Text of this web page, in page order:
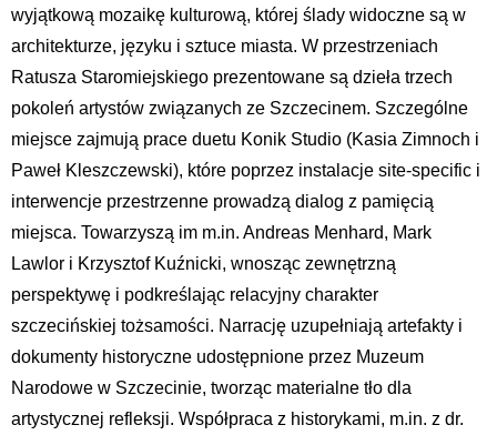
wyjątkową mozaikę kulturową, której ślady widoczne są w
architekturze, języku i sztuce miasta. W przestrzeniach
Ratusza Staromiejskiego prezentowane są dzieła trzech
pokoleń artystów związanych ze Szczecinem. Szczególne
miejsce zajmują prace duetu Konik Studio (Kasia Zimnoch i
Paweł Kleszczewski), które poprzez instalacje site-specific i
interwencje przestrzenne prowadzą dialog z pamięcią
miejsca. Towarzyszą im m.in. Andreas Menhard, Mark
Lawlor i Krzysztof Kuźnicki, wnosząc zewnętrzną
perspektywę i podkreślając relacyjny charakter
szczecińskiej tożsamości. Narrację uzupełniają artefakty i
dokumenty historyczne udostępnione przez Muzeum
Narodowe w Szczecinie, tworząc materialne tło dla
artystycznej refleksji. Współpraca z historykami, m.in. z dr.